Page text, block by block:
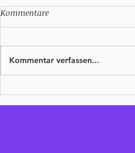
WIRKLICH erreichst
Kommentare
Kommentar verfassen...